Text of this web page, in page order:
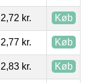
2,72 kr. Køb
2,77 kr. Køb
2,83 kr. Køb